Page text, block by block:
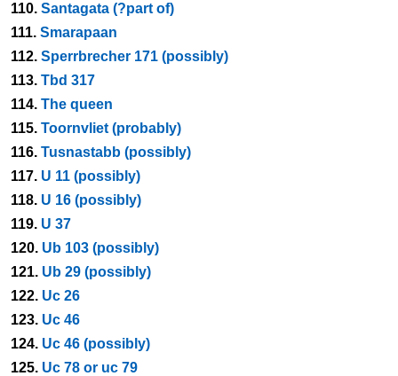
110. Santagata (?part of)
111. Smarapaan
112. Sperrbrecher 171 (possibly)
113. Tbd 317
114. The queen
115. Toornvliet (probably)
116. Tusnastabb (possibly)
117. U 11 (possibly)
118. U 16 (possibly)
119. U 37
120. Ub 103 (possibly)
121. Ub 29 (possibly)
122. Uc 26
123. Uc 46
124. Uc 46 (possibly)
125. Uc 78 or uc 79